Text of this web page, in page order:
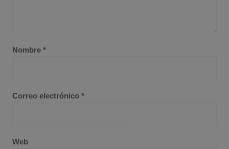
Nombre *
Correo electrónico *
Web